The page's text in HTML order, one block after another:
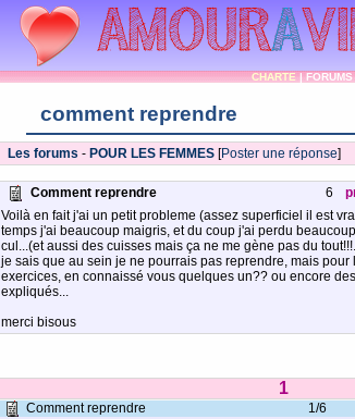
CHARTE|FORUMS
comment reprendre
Les forums - POUR LES FEMMES [Poster une réponse]
Comment reprendre 6
Voilà en fait j'ai un petit probleme (assez superficiel il est
temps j'ai beaucoup maigris, et du coup j'ai perdu
cul...(et aussi des cuisses mais ça ne me gène pas du
je sais que au sein je ne pourrais pas reprendre, mais pour
exercices, en connaissé vous quelques un?? ou encore
expliqués...
merci bisous
1
Comment reprendre 1/6